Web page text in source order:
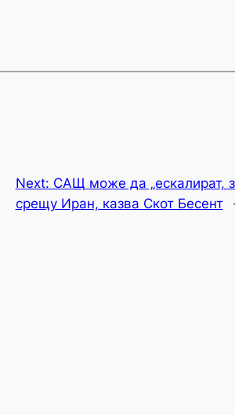
Next: САЩ може да „ескалират,
срещу Иран, казва Скот Бесент